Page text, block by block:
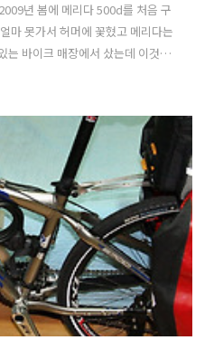
년 봄에 메리다 500d를 처음 구
마 못가서 허머에 꽃혔고 메리다는
는 바이크 매장에서 샀는데 이것도
행을 시작하며 좋은 추억을 같이
외여행 가자는 생각으로 계획이
뉴질랜드 여행, 즐거운 추억도 많
드를 출발 후 첫날부터 무릎에 문
파를 겪기 시작했다. 두 달 동안 자
이동하기 일이었다. 여행 끝..